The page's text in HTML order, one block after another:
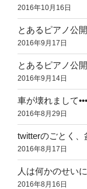
2016年10月16日
とあるピアノ公
2016年9月17日
とあるピアノ公
2016年9月14日
車が壊れまして•••
2016年8月29日
twitterのごとく
2016年8月17日
人は何かのせい
2016年8月16日